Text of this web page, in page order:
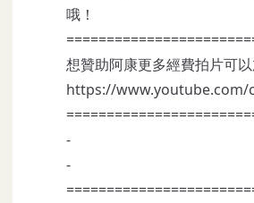
哦！
想贊助阿康更多經費拍片可以
https://www.youtube.com/
-
-